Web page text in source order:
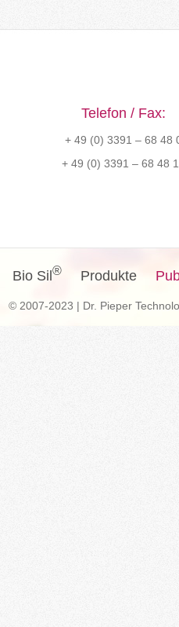
Telefon / Fax:
+ 49 (0) 3391 – 68 48
+ 49 (0) 3391 – 68 48
© 2007-2023 | Dr. Pieper
Bio Sil® Produkte